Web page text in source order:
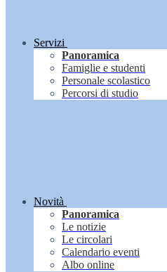
Servizi
Panoramica
Famiglie e studenti
Personale scolastico
Percorsi di studio
Novità
Panoramica
Le notizie
Le circolari
Calendario eventi
Albo online